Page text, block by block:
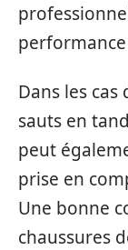
Dans les cas
sauts en
peut
prise en
Une bonne
chaussures